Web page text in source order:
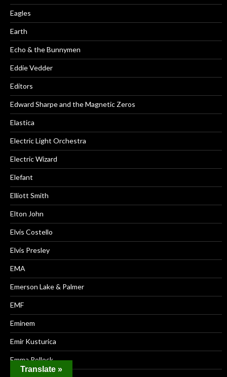
Eagles
Earth
Echo & the Bunnymen
Eddie Vedder
Editors
Edward Sharpe and the Magnetic Zeros
Elastica
Electric Light Orchestra
Electric Wizard
Elefant
Elliott Smith
Elton John
Elvis Costello
Elvis Presley
EMA
Emerson Lake & Palmer
EMF
Eminem
Emir Kusturica
Emma Pollock
Translate »